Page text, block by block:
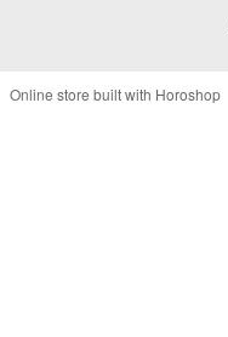
Online store built with Horoshop